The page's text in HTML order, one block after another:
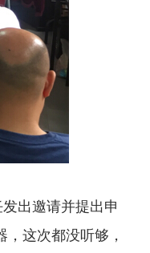
出邀请并提出申
这次都没听够，